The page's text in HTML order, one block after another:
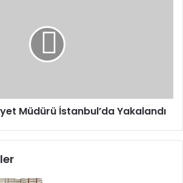
Müdürü İstanbul’da Yakalandı